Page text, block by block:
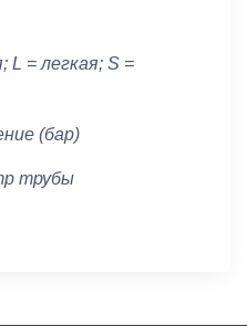
L = легкая; S =
(бар)
трубы